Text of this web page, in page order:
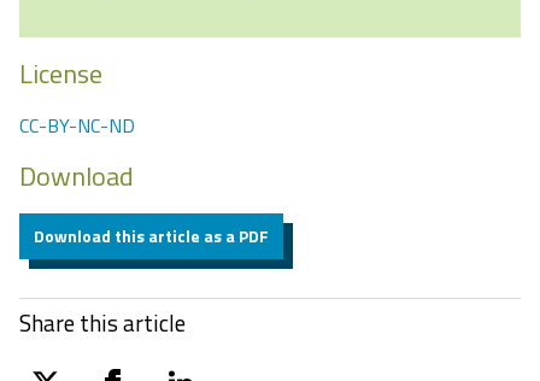
License
CC-BY-NC-ND
Download
Download this article as a PDF
Share this article